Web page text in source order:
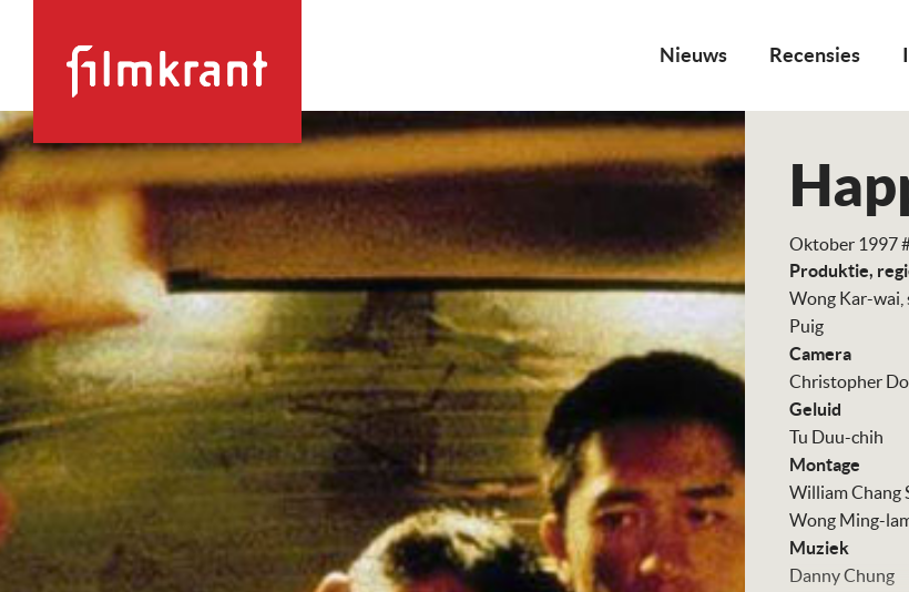
Nieuws Recensies
Oktober 1997
Produktie,
Wong Kar-wai,
Puig
Camera
Christopher
Geluid
Tu Duu-chih
Montage
William Chang
Wong Ming-
Muziek
Danny Chung